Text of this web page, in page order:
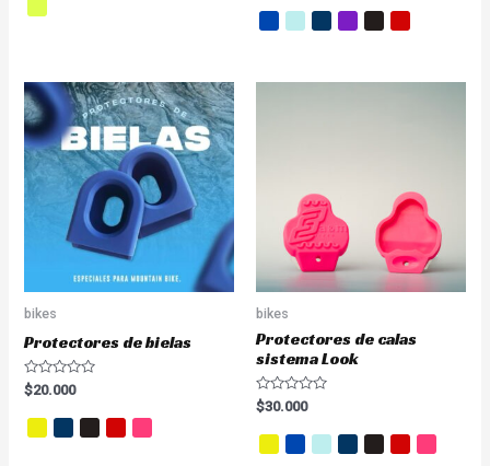
bikes
Protectores de bielas
Valorado
en
5
$20.000
bikes
Protectores de calas
sistema Look
Valorado
en
5
$30.000